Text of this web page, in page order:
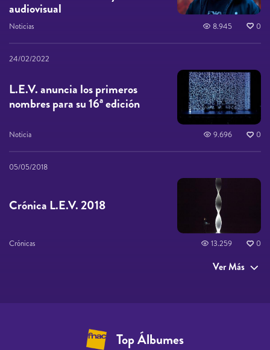
audiovisual
Noticias 8.945 0
24/02/2022
L.E.V. anuncia los primeros
nombres para su 16ª edición
Noticia 9.696 0
05/05/2018
Crónica L.E.V. 2018
Crónicas 13.259 0
Ver Más
Top Álbumes